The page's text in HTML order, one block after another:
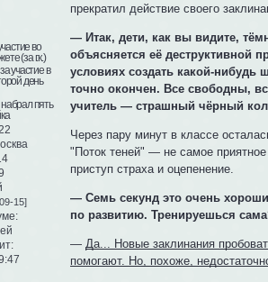
15]
прекратил действие своего
— Итак, дети, как вы видите,
объясняется её деструктивной
условиях создать какой-
точно окончен. Все свободны,
учитель — страшный чёрный
Через пару минут в классе
"Поток теней" — не самое
приступ страха и оцепенение.
— Семь секунд это очень
по развитию. Тренируешься
—Да... Новые заклинания
помогают. Но, похоже,